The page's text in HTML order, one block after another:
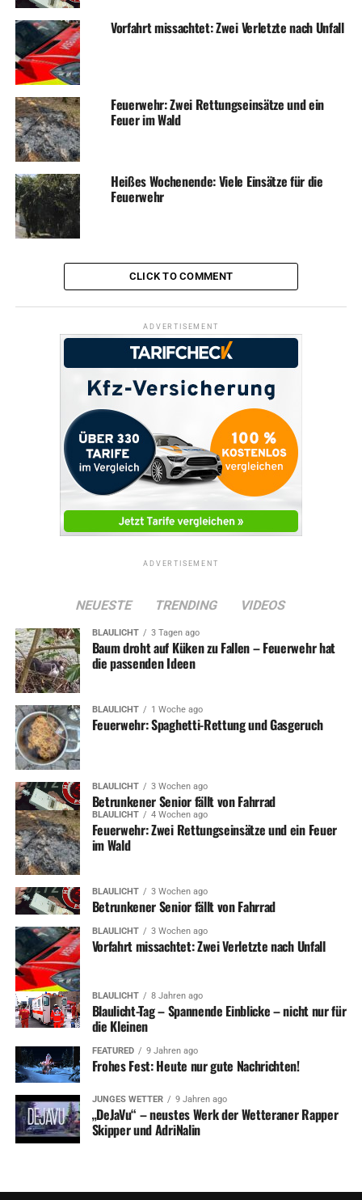
ADVERTISEMENT
RELATED TOPICS:
UP NEXT
Herbstwanderung der Kinderwagenkarawane
Vorfahrt missachtet: Zwei Verletzte nach Unfall
Feuerwehr: Zwei Rettungseinsätze und ein
Feuer im Wald
Heißes Wochenende: Viele Einsätze für die
Feuerwehr
CLICK TO COMMENT
ADVERTISEMENT
ADVERTISEMENT
NEUESTE TRENDING VIDEOS
BLAULICHT 3 Tagen ago
Baum droht auf Küken zu Fallen – Feuerwehr hat
die passenden Ideen
BLAULICHT 1 Woche ago
Feuerwehr: Spaghetti-Rettung und Gasgeruch
BLAULICHT 3 Wochen ago
Betrunkener Senior fällt von Fahrrad
BLAULICHT 4 Wochen ago
Feuerwehr: Zwei Rettungseinsätze und ein Feuer
im Wald
BLAULICHT 3 Wochen ago
Betrunkener Senior fällt von Fahrrad
BLAULICHT 3 Wochen ago
Vorfahrt missachtet: Zwei Verletzte nach Unfall
BLAULICHT 8 Jahren ago
Blaulicht-Tag – Spannende Einblicke – nicht nur für
die Kleinen
FEATURED 9 Jahren ago
Frohes Fest: Heute nur gute Nachrichten!
JUNGES WETTER 9 Jahren ago
„DeJaVu“ – neustes Werk der Wetteraner Rapper
Skipper und AdriNalin